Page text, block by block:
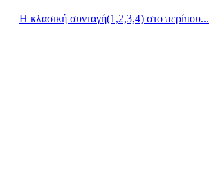
Η κλασική συνταγή(1,2,3,4) στο περίπου...